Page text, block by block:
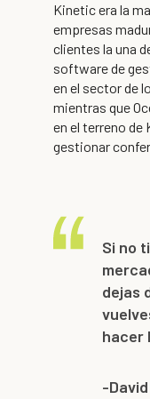
Kinetic era la
empresas
clientes la una
software de
en el sector de
mientras que
en el terreno
gestionar
Si no
dejas
hacer
-